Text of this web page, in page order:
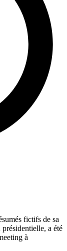
fictifs de sa
a été
à